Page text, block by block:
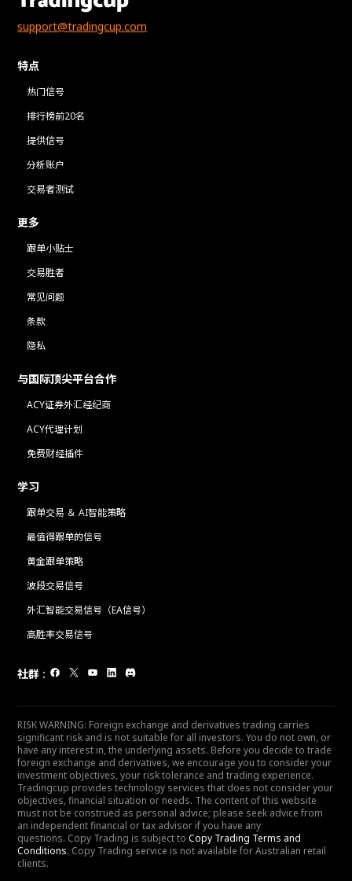
support@tradingcup.com
特点
热门信号
排行榜前20名
提供信号
分析账户
交易者测试
更多
跟单小贴士
交易胜者
常见问题
条款
隐私
与国际顶尖平台合作
ACY证券外汇经纪商
ACY代理计划
免费财经插件
学习
跟单交易 ＆ AI智能策略
最值得跟单的信号
黄金跟单策略
波段交易信号
外汇智能交易信号（EA信号）
高胜率交易信号
社群 :
RISK WARNING: Foreign exchange and derivatives trading carries
significant risk and is not suitable for all investors. You do not own, or
have any interest in, the underlying assets. Before you decide to trade
foreign exchange and derivatives, we encourage you to consider your
investment objectives, your risk tolerance and trading experience.
Tradingcup provides technology services that does not consider your
objectives, financial situation or needs. The content of this website
must not be construed as personal advice; please seek advice from
an independent financial or tax advisor if you have any
questions. Copy Trading is subject to Copy Trading Terms and
Conditions. Copy Trading service is not available for Australian retail
clients.